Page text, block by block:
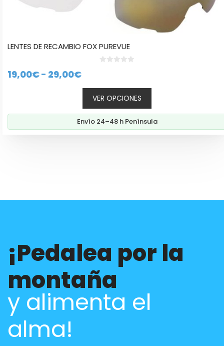
LENTES DE RECAMBIO FOX PUREVUE
5
19,00€- 29,00€Rango
de
precios:
desde
19,00€
VER OPCIONES
Envío 24–48 h Península
¡Pedalea por la
montaña
y alimenta el
alma!